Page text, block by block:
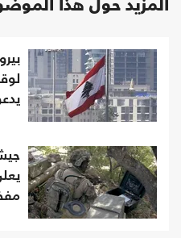
المزيد حول هذا